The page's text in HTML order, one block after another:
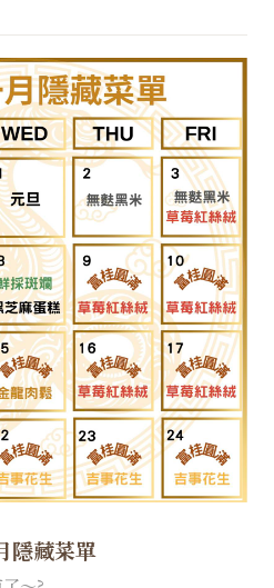
隱藏菜單